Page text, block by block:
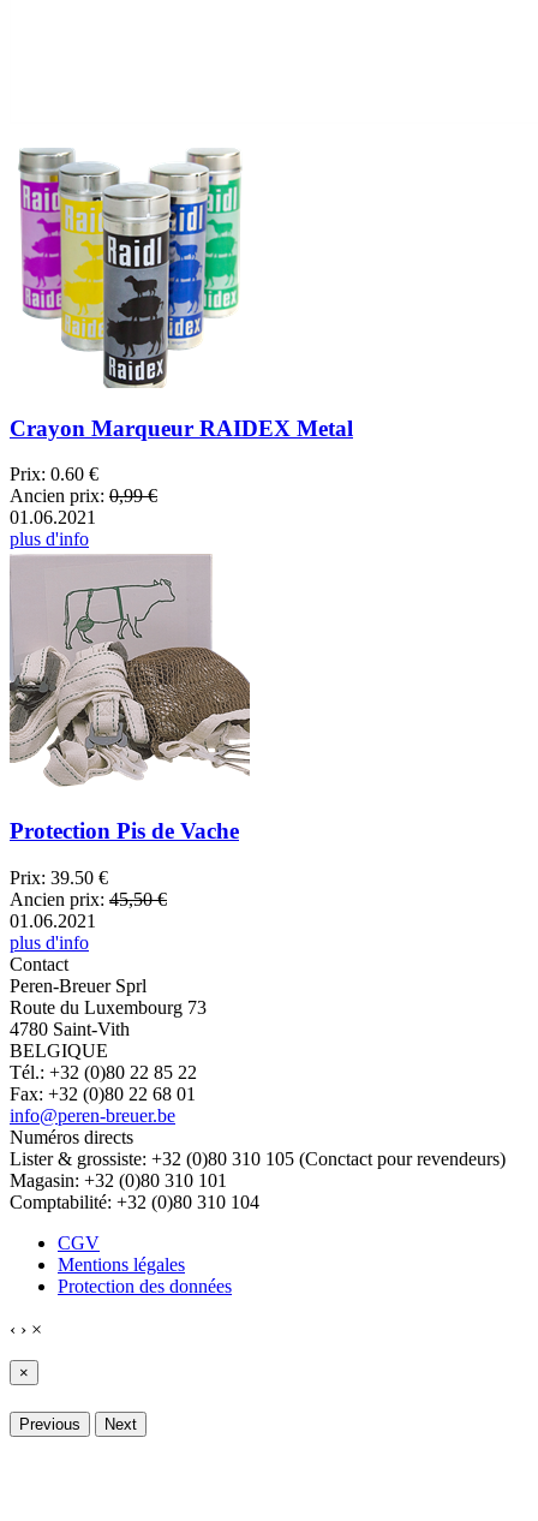
Crayon Marqueur RAIDEX Metal
Prix: 0.60 €
Ancien prix: 0,99 €
01.06.2021
plus d'info
Protection Pis de Vache
Prix: 39.50 €
Ancien prix: 45,50 €
01.06.2021
plus d'info
Contact
Peren-Breuer Sprl
Route du Luxembourg 73
4780 Saint-Vith
BELGIQUE
Tél.: +32 (0)80 22 85 22
Fax: +32 (0)80 22 68 01
info@peren-breuer.be
Numéros directs
Lister & grossiste: +32 (0)80 310 105 (Conctact pour revendeurs)
Magasin: +32 (0)80 310 101
Comptabilité: +32 (0)80 310 104
CGV
Mentions légales
Protection des données
‹ › ×
×
Previous Next